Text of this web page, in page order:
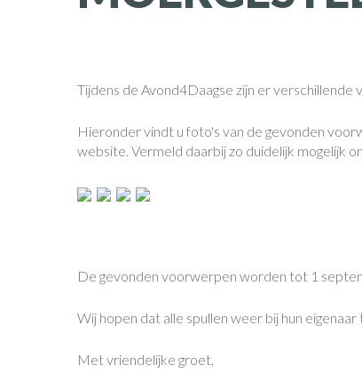
Tijdens de Avond4Daagse zijn er
Hieronder vindt u foto's van de gevonden
website. Vermeld daarbij zo duidelijk mogelijk
De gevonden voorwerpen worden tot 1
Wij hopen dat alle spullen weer bij hun
Met vriendelijke groet,